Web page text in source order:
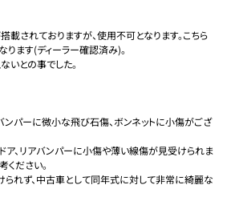
載されておりますが、使用不可となります。こちら
ります(ディーラー確認済み)。
いとの事でした。
ンパーに微小な飛び石傷、ボンネットに小傷がござ
ア、リアバンパーに小傷や薄い線傷が見受けられま
ください。
れず、中古車として同年式に対して非常に綺麗な